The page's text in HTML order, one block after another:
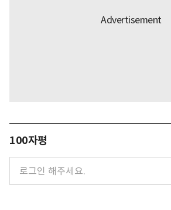
100자평